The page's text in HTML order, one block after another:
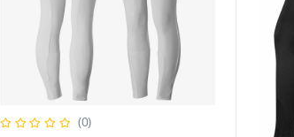
(0)